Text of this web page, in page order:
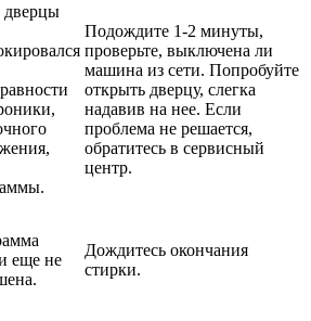
дверцы
Подождите 1-2 минуты,
проверьте, выключена ли
машина из сети. Попробуйте
открыть дверцу, слегка
надавив на нее. Если
проблема не решается,
обратитесь в сервисный
центр.
еще не
Дождитесь окончания
стирки.